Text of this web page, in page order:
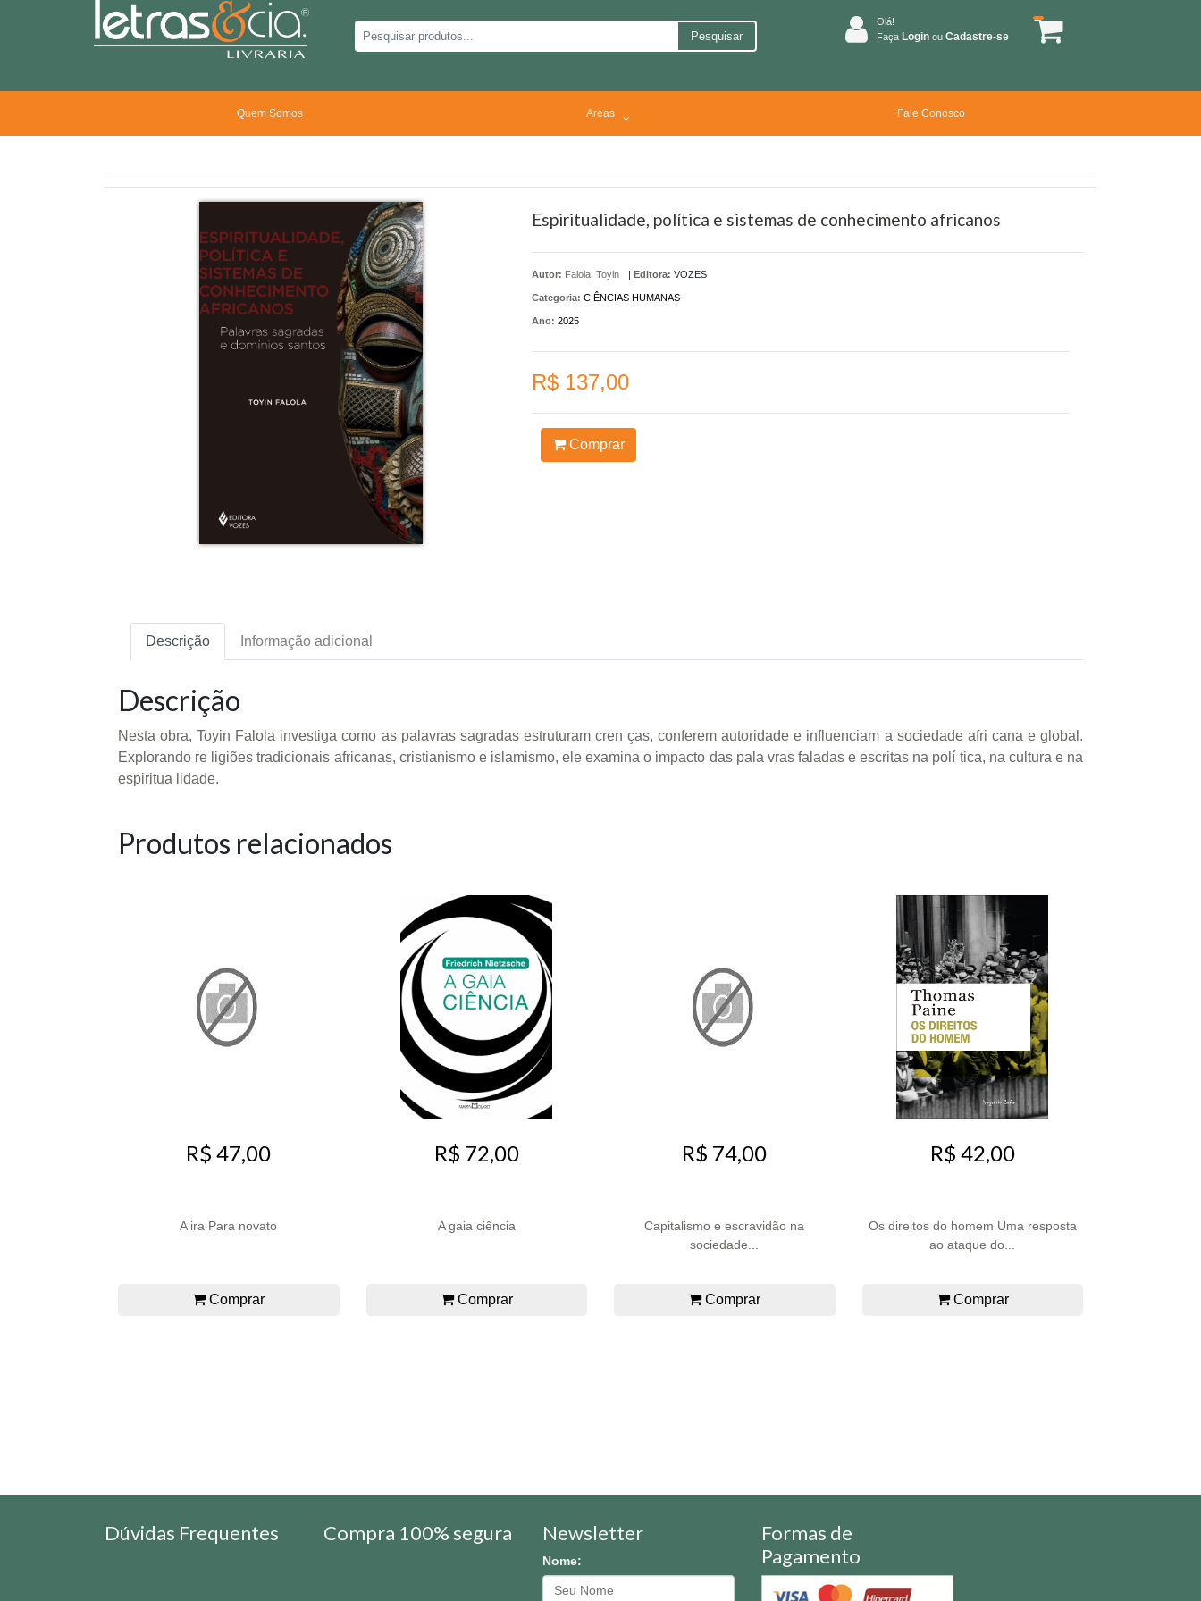
Pesquisar
Olá!
Faça Login ou Cadastre-se
Quem Somos Areas Fale Conosco
Espiritualidade, política e sistemas de conhecimento africanos
Autor: Falola, Toyin | Editora: VOZES
Categoria: CIÊNCIAS HUMANAS
Ano: 2025
R$ 137,00
Comprar
Descrição Informação adicional
Descrição
Nesta obra, Toyin Falola investiga como as palavras sagradas estruturam cren ças, conferem autoridade e influenciam a sociedade afri cana e global.
Explorando re ligiões tradicionais africanas, cristianismo e islamismo, ele examina o impacto das pala vras faladas e escritas na polí tica, na cultura e na
espiritua lidade.
Produtos relacionados
R$ 47,00
A ira Para novato
Comprar
R$ 72,00
A gaia ciência
Comprar
R$ 74,00
Capitalismo e escravidão na
sociedade...
Comprar
R$ 42,00
Os direitos do homem Uma resposta
ao ataque do...
Comprar
Dúvidas Frequentes Compra 100% segura Newsletter
Nome:
Formas de
Pagamento